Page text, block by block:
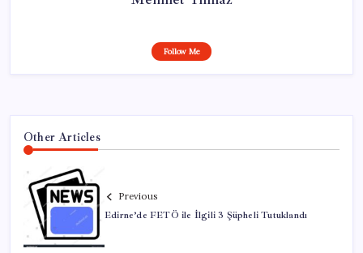
Follow Me
Other Articles
Previous
Edirne’de FETÖ ile İlgili 3 Şüpheli Tutuklandı